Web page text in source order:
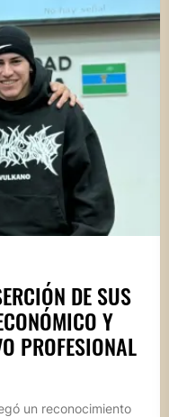
DE SUS
Y
PROFESIONAL
un reconocimiento